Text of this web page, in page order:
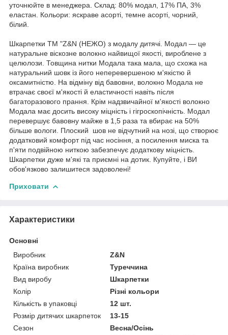
уточнюйте в менеджера. Склад: 80% модал, 17% ПА, 3%
еластан. Кольори: яскраве асорті, темне асорті, чорний,
білий.
Шкарпетки ТМ "Z&N (НЕЖО) з модалу дитячі. Модал — це
натуральне віскозне волокно найвищої якості, вироблене з
целюлози. Товщина нитки Модала така мала, що схожа на
натуральний шовк із його неперевершеною м'якістю й
оксамитністю. На відміну від бавовни, волокно Модала не
втрачає своєї м'якості й еластичності навіть після
багаторазового прання. Крім надзвичайної м'якості волокно
Модала має досить високу міцність і гігроскопічність. Модал
перевершує бавовну майже в 1,5 раза та вбирає на 50%
більше вологи. Плоский шов не відчутний на нозі, що створює
додатковий комфорт під час носіння, а посилення миска та
п'яти подвійною ниткою забезпечує додаткову міцність.
Шкарпетки дуже м'які та приємні на дотик. Купуйте, і ВИ
обов'язково залишитеся задоволені!
Приховати
Характеристики
Основні
Виробник
Z&N
Країна виробник
Туреччина
Вид виробу
Шкарпетки
Колір
Різні кольори
Кількість в упаковці
12 шт.
Розмір дитячих шкарпеток
13-15
Сезон
Весна/Осінь